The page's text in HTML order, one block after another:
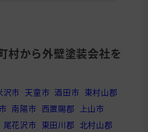
村から外壁塗装会社を
沢市 天童市 酒田市 東村山郡
南陽市 西置賜郡
上山市
尾花沢市 東田川郡 北村山郡